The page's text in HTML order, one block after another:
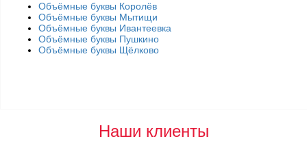
Объёмные буквы Королёв
Объёмные буквы Мытищи
Объёмные буквы Ивантеевка
Объёмные буквы Пушкино
Объёмные буквы Щёлково
Наши клиенты